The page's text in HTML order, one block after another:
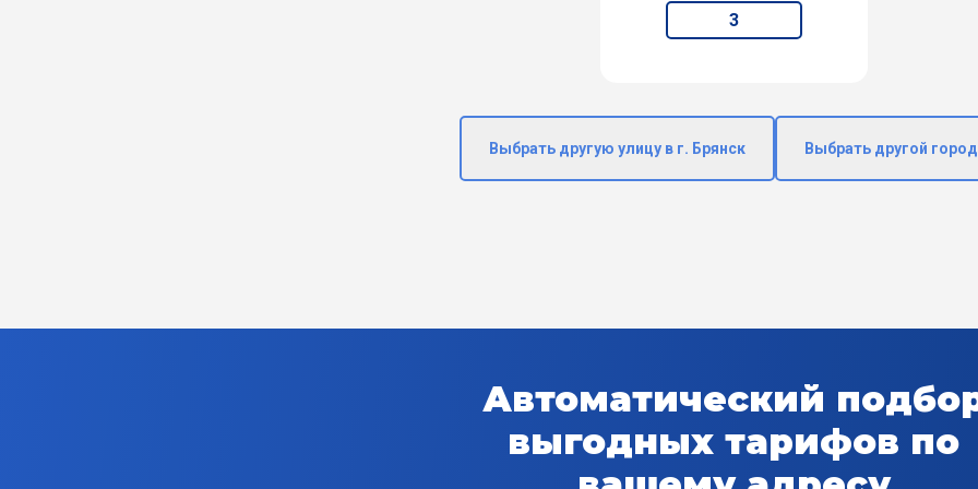
3
Выбрать другую улицу в г. Брянск Выбрать другой город
Автоматический
выгодных тарифов по